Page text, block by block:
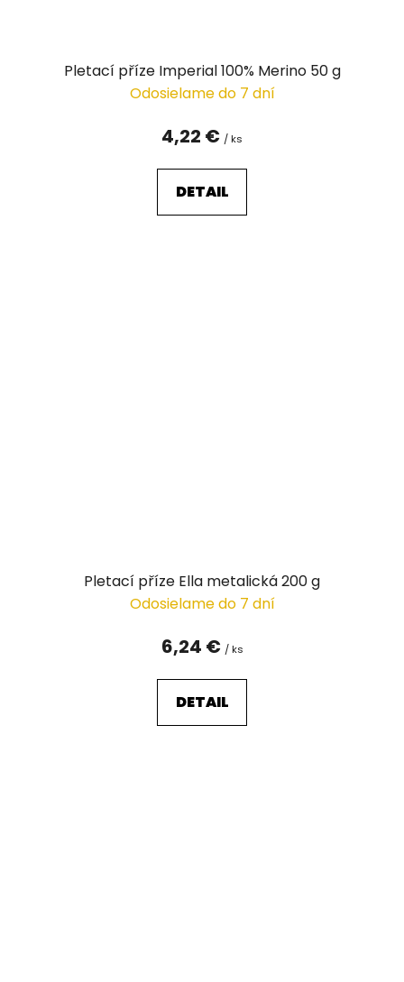
Pletací příze Imperial 100% Merino 50 g
Odosielame do 7 dní
4,22 € / ks
DETAIL
Pletací příze Ella metalická 200 g
Odosielame do 7 dní
6,24 € / ks
DETAIL